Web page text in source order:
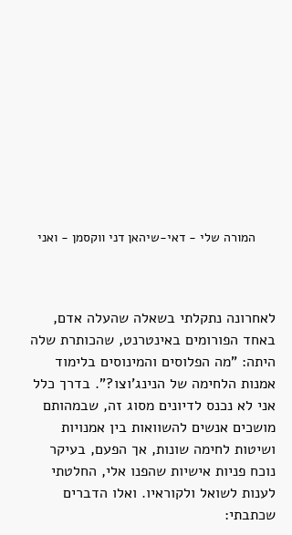
המורה שלי - דאי-שיהאן דני ווקסמן - ואני
לאחרונה נתקלתי בשאלה שהעלה אדם,
באחד הפורומים באינטרנט, שהכותרת שלה
היתה: "מה הפלוסים והמינוסים בלימוד
אמנות הלחימה של הנינג'וצו?". בדרך כלל
אני לא נכנס לדיונים מסוג זה, שבמהותם
מושכים אנשים להשוואות בין אמנויות
ושיטות לחימה שונות, אך הפעם, בעיקר
נוכח פניות אישיות שהפנו אלי, החלטתי
לענות לשואל ולקוראיו. ואלו הדברים
שכתבתי: